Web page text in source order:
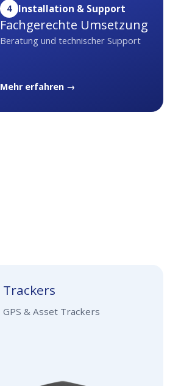
4 Installation & Support
Fachgerechte Umsetzung
Beratung und technischer Support
Mehr erfahren →
Trackers
GPS & Asset Trackers